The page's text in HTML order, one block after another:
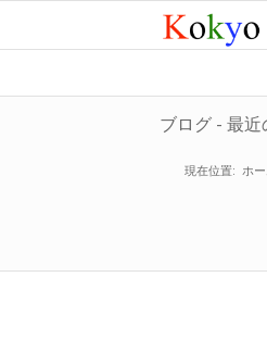
ブログ - 最近
現在位置: ホ